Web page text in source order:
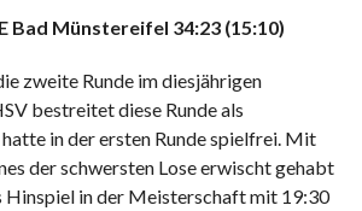
Bad Münstereifel 34:23 (15:10)
zweite Runde im diesjährigen
bestreitet diese Runde als
in der ersten Runde spielfrei. Mit
der schwersten Lose erwischt gehabt
Hinspiel in der Meisterschaft mit 19:30